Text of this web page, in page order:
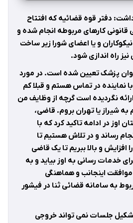
دفتر قوه قضائیه که افتتاح
قانونی کارهای مربوطه انجام شده و
و یا اعضای شورا زیر ساخت
نیز راه اندازی شود.
پزشک تعیین شده است. در مورد
با نماینده در تماس هستم و قبلا کم
نگردیده است گرچه از وظایف من
شیراز یا تهران بروم. قاضی،
اوز در ادامه تاکید کرد که با
رساند و در تلاش هستیم تا
افزایش و بالا ببریم تا یک قاضی
خدمات رسانی به اوز بیاید و به
اینجانب و هماهنگی
به سامانه قضائی ثنا در فیشور
جلسات نمی تواند خروجی